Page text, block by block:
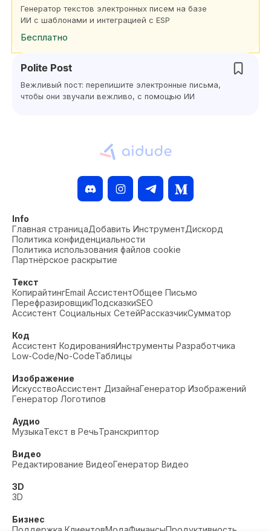
Генератор текстов электронных писем на базе
ИИ с шаблонами и интеграцией с ESP
Бесплатно
Polite Post
Вежливый пост: перепишите электронные письма,
чтобы они звучали вежливо, с помощью ИИ
Info
Главная страницаДобавить ИнструментДискорд
Политика конфиденциальности
Политика использования файлов cookie
Партнёрское раскрытие
Текст
КопирайтингEmail АссистентОбщее Письмо
ПерефразировщикПодсказкиSEO
Ассистент Социальных СетейРассказчикСумматор
Код
Ассистент КодированияИнструменты Разработчика
Low-Code/No-CodeТаблицы
Изображение
ИскусствоАссистент ДизайнаГенератор Изображений
Генератор Логотипов
Аудио
МузыкаТекст в РечьТранскриптор
Видео
Редактирование ВидеоГенератор Видео
3D
3D
Бизнес